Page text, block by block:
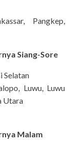
Pangkep,
Siang-Sore
Selatan
Luwu, Luwu
Utara
Malam